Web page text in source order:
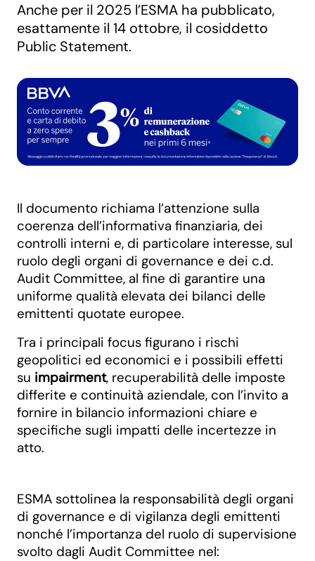
Anche per il 2025 l’ESMA ha pubblicato,
esattamente il 14 ottobre, il cosiddetto
Public Statement.
Il documento richiama l’attenzione sulla
coerenza dell’informativa finanziaria, dei
controlli interni e, di particolare interesse, sul
ruolo degli organi di governance e dei c.d.
Audit Committee, al fine di garantire una
uniforme qualità elevata dei bilanci delle
emittenti quotate europee.
Tra i principali focus figurano i rischi
geopolitici ed economici e i possibili effetti
su impairment, recuperabilità delle imposte
differite e continuità aziendale, con l’invito a
fornire in bilancio informazioni chiare e
specifiche sugli impatti delle incertezze in
atto.
ESMA sottolinea la responsabilità degli organi
di governance e di vigilanza degli emittenti
nonché l’importanza del ruolo di supervisione
svolto dagli Audit Committee nel: